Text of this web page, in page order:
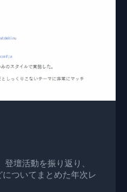
壇活動を振り返り、
ついてまとめた年次レ